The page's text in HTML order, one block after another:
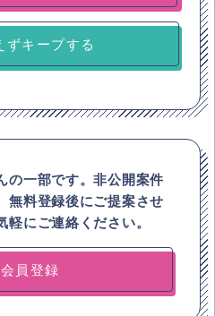
ずキープする
の一部です。非公開案件
無料登録後にご提案させ
にご連絡ください。
員登録